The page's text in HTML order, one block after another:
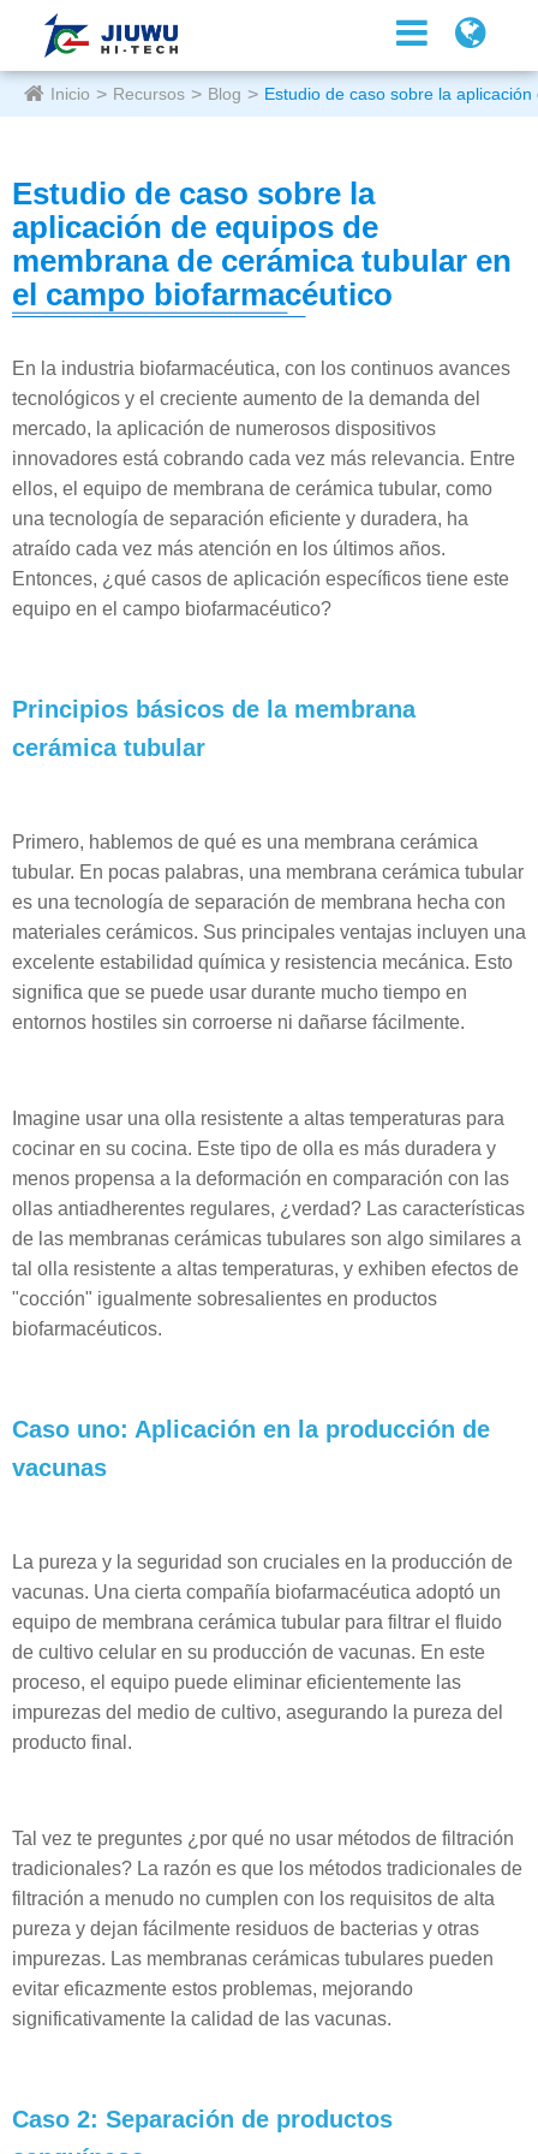
Inicio Recursos Blog Estudio de caso sobre la
Estudio de caso sobre la
aplicación de equipos de
membrana de cerámica tubular en
el campo biofarmacéutico
En la industria biofarmacéutica, con los continuos avances
tecnológicos y el creciente aumento de la demanda del
mercado, la aplicación de numerosos dispositivos
innovadores está cobrando cada vez más relevancia. Entre
ellos, el equipo de membrana de cerámica tubular, como
una tecnología de separación eficiente y duradera, ha
atraído cada vez más atención en los últimos años.
Entonces, ¿qué casos de aplicación específicos tiene este
equipo en el campo biofarmacéutico?
Principios básicos de la membrana
cerámica tubular
Primero, hablemos de qué es una membrana cerámica
tubular. En pocas palabras, una membrana cerámica tubular
es una tecnología de separación de membrana hecha con
materiales cerámicos. Sus principales ventajas incluyen una
excelente estabilidad química y resistencia mecánica. Esto
significa que se puede usar durante mucho tiempo en
entornos hostiles sin corroerse ni dañarse fácilmente.
Imagine usar una olla resistente a altas temperaturas para
cocinar en su cocina. Este tipo de olla es más duradera y
menos propensa a la deformación en comparación con las
ollas antiadherentes regulares, ¿verdad? Las características
de las membranas cerámicas tubulares son algo similares a
tal olla resistente a altas temperaturas, y exhiben efectos de
"cocción" igualmente sobresalientes en productos
biofarmacéuticos.
Caso uno: Aplicación en la producción de
vacunas
La pureza y la seguridad son cruciales en la producción de
vacunas. Una cierta compañía biofarmacéutica adoptó un
equipo de membrana cerámica tubular para filtrar el fluido
de cultivo celular en su producción de vacunas. En este
proceso, el equipo puede eliminar eficientemente las
impurezas del medio de cultivo, asegurando la pureza del
producto final.
Tal vez te preguntes ¿por qué no usar métodos de filtración
tradicionales? La razón es que los métodos tradicionales de
filtración a menudo no cumplen con los requisitos de alta
pureza y dejan fácilmente residuos de bacterias y otras
impurezas. Las membranas cerámicas tubulares pueden
evitar eficazmente estos problemas, mejorando
significativamente la calidad de las vacunas.
Caso 2: Separación de productos